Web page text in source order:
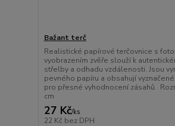
Bažant terč
Realistické papírové terčovnice s
vyobrazením zvěře slouží k
střelby a odhadu vzdálenosti. Jsou
pevného papíru a obsahují
pro přesné vyhodnocení zásahů.
cm
27 Kč/ks
22 Kč bez DPH